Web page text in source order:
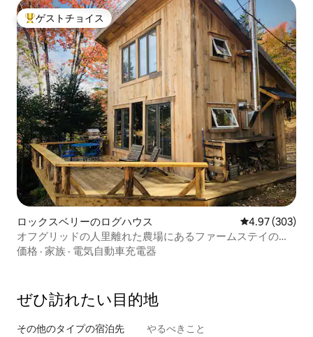
大好評のゲストチョイスです。
ゲストチョイス
ロックスベリーのログハウス レビュー303
4.97 (303)
オフグリッドの人里離れた農場にあるファームステイのキ
ャビン
価格 · 家族 · 電気自動車充電器
ぜひ訪⁠れ⁠た⁠い目⁠的⁠地
その他のタ⁠イ⁠プ⁠の宿⁠泊⁠先 やるべきこと